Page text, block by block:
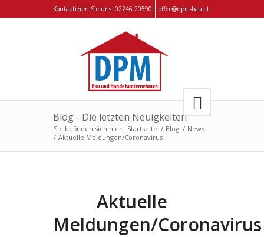
Kontaktieren Sie uns: 02246 20590 office@dpm-bau.at
Blog - Die letzten Neuigkeiten
Sie befinden sich hier: Startseite / Blog / News
/ Aktuelle Meldungen/Coronavirus
Aktuelle
Meldungen/Coronavirus